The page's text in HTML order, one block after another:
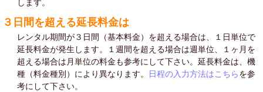
します。
３日間を超える延長料金は
レンタル期間が３日間（基本料金）を超える場合は、１日単位で
延長料金が発生します。１週間を超える場合は週単位、１ヶ月を
超える場合は月単位の料金も参考にして下さい。延長料金は、機
種（料金種別）により異なります。 日程の入力方法はこちらを参
考にして下さい。